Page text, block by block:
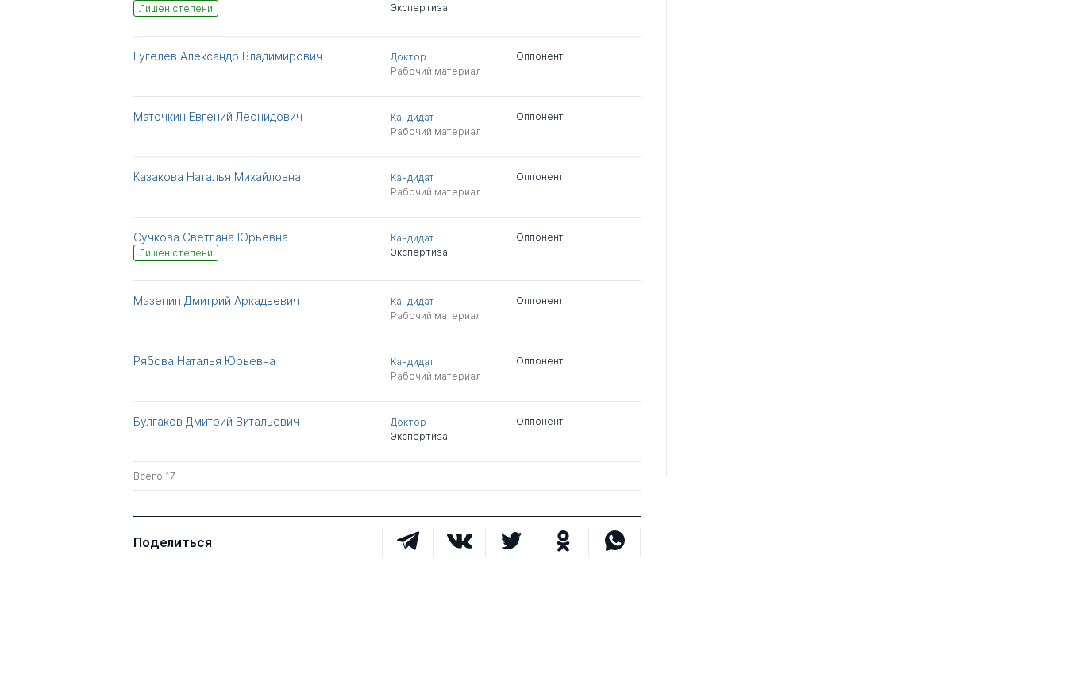
Лишен степени
Экспертиза
Гугелев Александр Владимирович
Доктор
Рабочий материал
Оппонент
Маточкин Евгений Леонидович
Кандидат
Рабочий материал
Оппонент
Казакова Наталья Михайловна
Кандидат
Рабочий материал
Оппонент
Сучкова Светлана Юрьевна
Лишен степени
Кандидат
Экспертиза
Оппонент
Мазепин Дмитрий Аркадьевич
Кандидат
Рабочий материал
Оппонент
Рябова Наталья Юрьевна
Кандидат
Рабочий материал
Оппонент
Булгаков Дмитрий Витальевич
Доктор
Экспертиза
Оппонент
Всего 17
Поделиться